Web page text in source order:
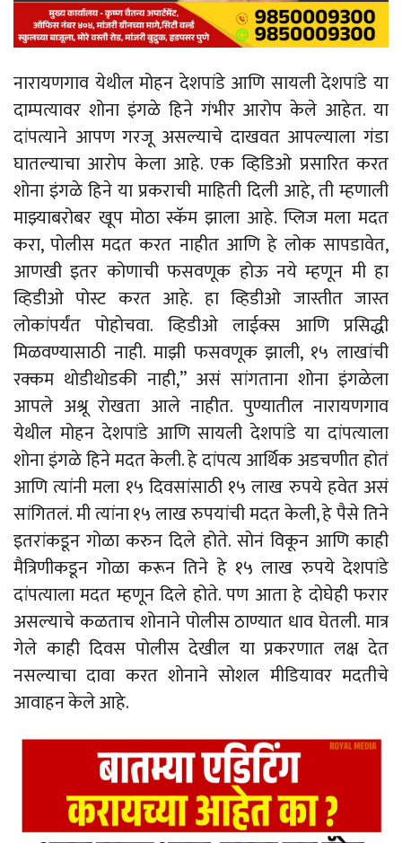
नारायणगाव येथील मोहन देशपांडे आणि सायली देशपांडे या
दाम्पत्यावर शोना इंगळे हिने गंभीर आरोप केले आहेत. या
दांपत्याने आपण गरजू असल्याचे दाखवत आपल्याला गंडा
घातल्याचा आरोप केला आहे. एक व्हिडिओ प्रसारित करत
शोना इंगळे हिने या प्रकराची माहिती दिली आहे, ती म्हणाली
माझ्याबरोबर खूप मोठा स्कॅम झाला आहे. प्लिज मला मदत
करा, पोलीस मदत करत नाहीत आणि हे लोक सापडावेत,
आणखी इतर कोणाची फसवणूक होऊ नये म्हणून मी हा
व्हिडीओ पोस्ट करत आहे. हा व्हिडीओ जास्तीत जास्त
लोकांपर्यंत पोहोचवा. व्हिडीओ लाईक्स आणि प्रसिद्धी
मिळवण्यासाठी नाही. माझी फसवणूक झाली, १५ लाखांची
रक्कम थोडीथोडकी नाही,” असं सांगताना शोना इंगळेला
आपले अश्रू रोखता आले नाहीत. पुण्यातील नारायणगाव
येथील मोहन देशपांडे आणि सायली देशपांडे या दांपत्याला
शोना इंगळे हिने मदत केली. हे दांपत्य आर्थिक अडचणीत होतं
आणि त्यांनी मला १५ दिवसांसाठी १५ लाख रुपये हवेत असं
सांगितलं. मी त्यांना १५ लाख रुपयांची मदत केली, हे पैसे तिने
इतरांकडून गोळा करुन दिले होते. सोनं विकून आणि काही
मैत्रिणीकडून गोळा करून तिने हे १५ लाख रुपये देशपांडे
दांपत्याला मदत म्हणून दिले होते. पण आता हे दोघेही फरार
असल्याचे कळताच शोनाने पोलीस ठाण्यात धाव घेतली. मात्र
गेले काही दिवस पोलीस देखील या प्रकरणात लक्ष देत
नसल्याचा दावा करत शोनाने सोशल मीडियावर मदतीचे
आवाहन केले आहे.